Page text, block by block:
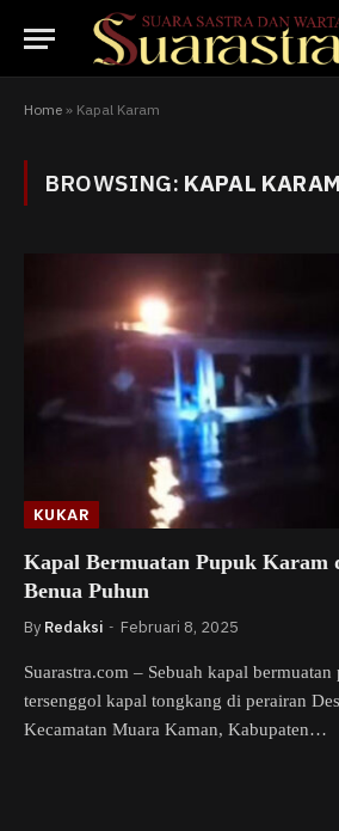
Home » Kapal Karam
BROWSING: KAPAL KARAM
KUKAR
Kapal Bermuatan Pupuk Karam
Benua Puhun
By Redaksi Februari 8, 2025
Suarastra.com – Sebuah kapal
tersenggol kapal tongkang di perairan
Kecamatan Muara Kaman, Kabupaten…